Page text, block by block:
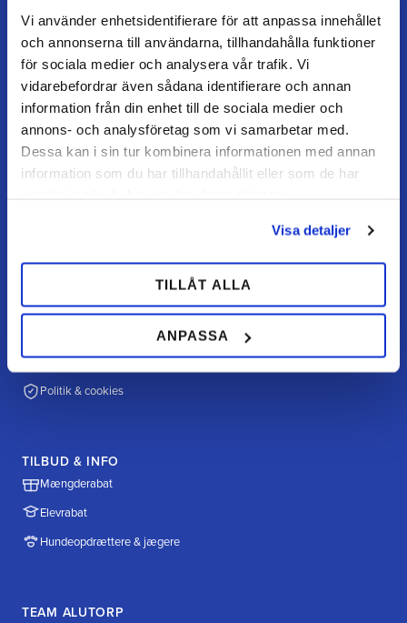
Vi använder enhetsidentifierare för att anpassa innehållet
och annonserna till användarna, tillhandahålla funktioner
för sociala medier och analysera vår trafik. Vi
vidarebefordrar även sådana identifierare och annan
information från din enhet till de sociala medier och
annons- och analysföretag som vi samarbetar med.
Dessa kan i sin tur kombinera informationen med annan
information som du har tillhandahållit eller som de har
Visa detaljer
TILLÅT ALLA
ANPASSA
KUNDESERVICE
Kundeservice
Mine sider
Returnering / fortryd køb
Reklamation
Hvordan handler jeg?
Fragt & levering
Politik & cookies
TILBUD & INFO
Mængderabat
Elevrabat
Hundeopdrættere & jægere
TEAM ALUTORP